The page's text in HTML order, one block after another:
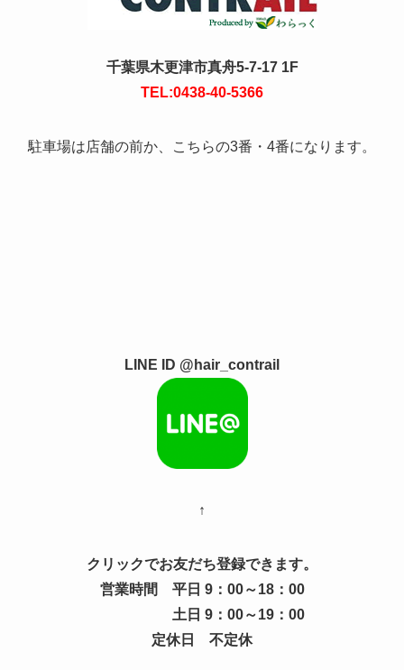
千葉県木更津市真舟5-7-17 1F
TEL:0438-40-5366
駐車場は店舗の前か、こちらの3番・4番になります。
LINE ID @hair_contrail
↑
クリックでお友だち登録できます。
営業時間 平日 9：00～18：00
土日 9：00～19：00
定休日 不定休